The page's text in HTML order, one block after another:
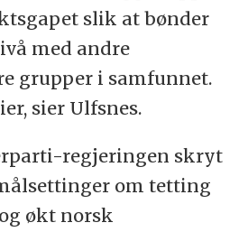
slik at bønder
med andre
grupper i samfunnet.
sier Ulfsnes.
regjeringen skryt
om tetting
økt norsk